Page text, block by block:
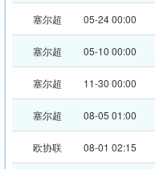
塞尔超 05-24 00:00
塞尔超 05-10 00:00
塞尔超 11-30 00:00
塞尔超 08-05 01:00
欧协联 08-01 02:15